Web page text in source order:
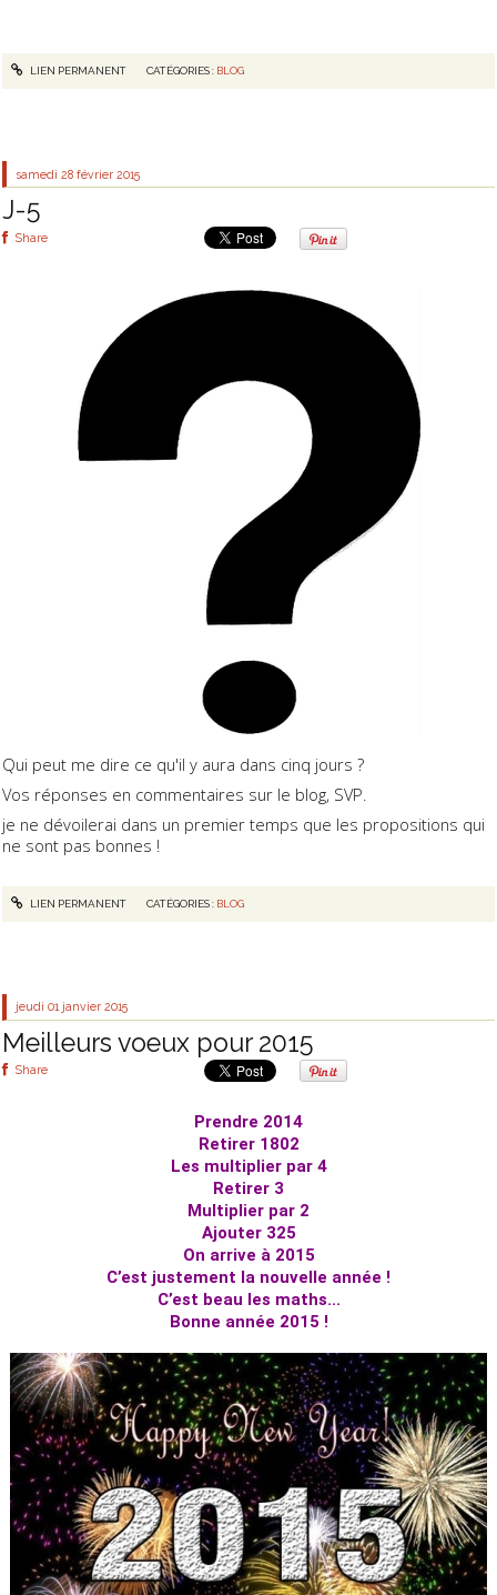
LIEN PERMANENT CATÉGORIES : BLOG
samedi 28 février 2015
J-5
Share
Qui peut me dire ce qu'il y aura dans cinq jours ?
Vos réponses en commentaires sur le blog, SVP.
je ne dévoilerai dans un premier temps que les propositions qui
ne sont pas bonnes !
LIEN PERMANENT CATÉGORIES : BLOG
jeudi 01 janvier 2015
Meilleurs voeux pour 2015
Share
Prendre 2014
Retirer 1802
Les multiplier par 4
Retirer 3
Multiplier par 2
Ajouter 325
On arrive à 2015
C’est justement la nouvelle année !
C’est beau les maths...
Bonne année 2015 !